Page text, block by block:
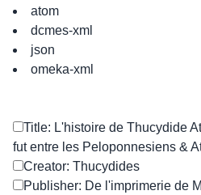
atom
dcmes-xml
json
omeka-xml
Title: L'histoire de Thucydide
fut entre les Peloponnesiens &
Creator: Thucydides
Publisher: De l'imprimerie de